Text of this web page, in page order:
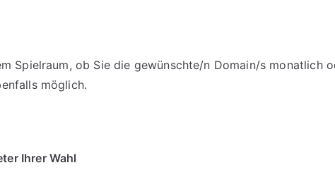
Spielraum, ob Sie die gewünschte/n Domain/s monatlich
möglich.
Ihrer Wahl